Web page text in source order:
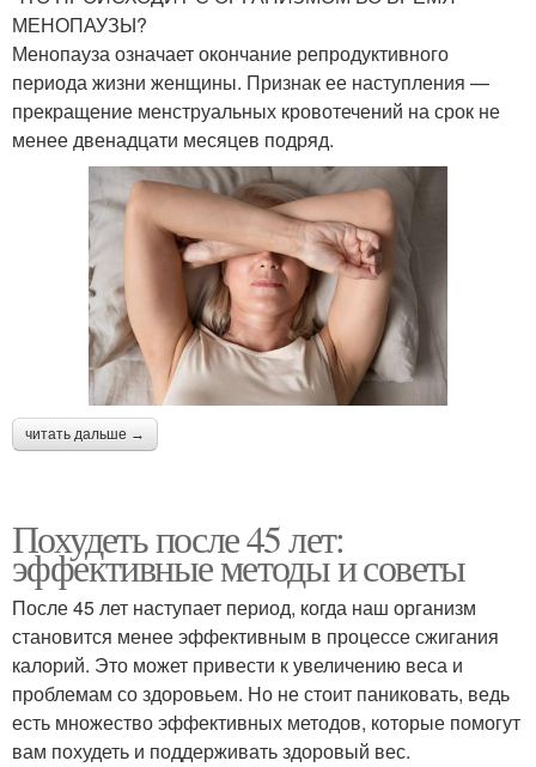
МЕНОПАУЗЫ?
Менопауза означает окончание репродуктивного
периода жизни женщины. Признак ее наступления —
прекращение менструальных кровотечений на срок не
менее двенадцати месяцев подряд.
читать дальше →
Похудеть после 45 лет:
эффективные методы и советы
После 45 лет наступает период, когда наш организм
становится менее эффективным в процессе сжигания
калорий. Это может привести к увеличению веса и
проблемам со здоровьем. Но не стоит паниковать, ведь
есть множество эффективных методов, которые помогут
вам похудеть и поддерживать здоровый вес.